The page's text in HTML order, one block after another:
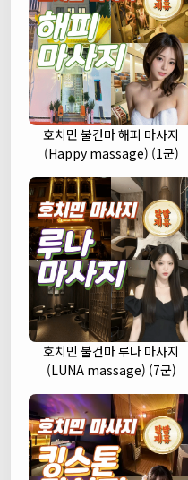
호치민 불건마 해피 마사지
(Happy massage) (1군)
호치민 불건마 루나 마사지
(LUNA massage) (7군)